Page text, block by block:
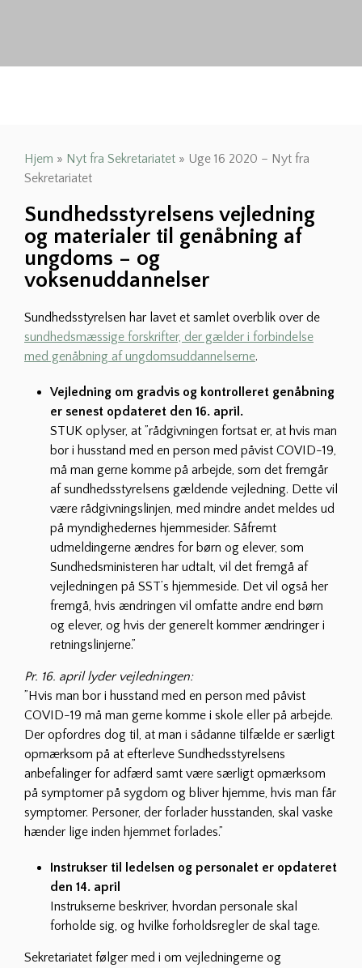
Hjem » Nyt fra Sekretariatet » Uge 16 2020 – Nyt fra
Sekretariatet
Sundhedsstyrelsens vejledning
og materialer til genåbning af
ungdoms – og
voksenuddannelser
Sundhedsstyrelsen har lavet et samlet overblik over de
sundhedsmæssige forskrifter, der gælder i forbindelse
med genåbning af ungdomsuddannelserne.
Vejledning om gradvis og kontrolleret genåbning
er senest opdateret den 16. april.
STUK oplyser, at ”rådgivningen fortsat er, at hvis man
bor i husstand med en person med påvist COVID-19,
må man gerne komme på arbejde, som det fremgår
af sundhedsstyrelsens gældende vejledning. Dette vil
være rådgivningslinjen, med mindre andet meldes ud
på myndighedernes hjemmesider. Såfremt
udmeldingerne ændres for børn og elever, som
Sundhedsministeren har udtalt, vil det fremgå af
vejledningen på SST’s hjemmeside. Det vil også her
fremgå, hvis ændringen vil omfatte andre end børn
og elever, og hvis der generelt kommer ændringer i
retningslinjerne.”
Pr. 16. april lyder vejledningen:
”Hvis man bor i husstand med en person med påvist
COVID-19 må man gerne komme i skole eller på arbejde.
Der opfordres dog til, at man i sådanne tilfælde er særligt
opmærksom på at efterleve Sundhedsstyrelsens
anbefalinger for adfærd samt være særligt opmærksom
på symptomer på sygdom og bliver hjemme, hvis man får
symptomer. Personer, der forlader husstanden, skal vaske
hænder lige inden hjemmet forlades.”
Instrukser til ledelsen og personalet er opdateret
den 14. april
Instrukserne beskriver, hvordan personale skal
forholde sig, og hvilke forholdsregler de skal tage.
Sekretariatet følger med i om vejledningerne og